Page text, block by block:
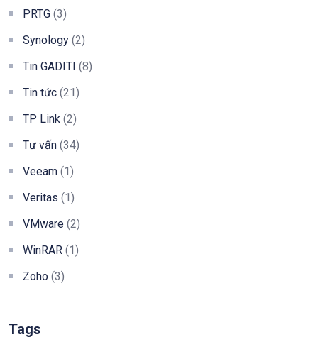
PRTG (3)
Synology (2)
Tin GADITI (8)
Tin tức (21)
TP Link (2)
Tư vấn (34)
Veeam (1)
Veritas (1)
VMware (2)
WinRAR (1)
Zoho (3)
Tags